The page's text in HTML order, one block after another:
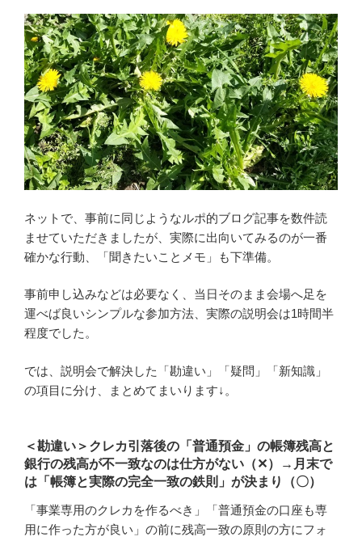
ネットで、事前に同じようなルポ的ブログ記事を数件読
ませていただきましたが、実際に出向いてみるのが一番
確かな行動、「聞きたいことメモ」も下準備。
事前申し込みなどは必要なく、当日そのまま会場へ足を
運べば良いシンプルな参加方法、実際の説明会は1時間半
程度でした。
では、説明会で解決した「勘違い」「疑問」「新知識」
の項目に分け、まとめてまいります↓。
＜勘違い＞クレカ引落後の「普通預金」の帳簿残高と
銀行の残高が不一致なのは仕方がない（✕）→月末で
は「帳簿と実際の完全一致の鉄則」が決まり（〇）
「事業専用のクレカを作るべき」「普通預金の口座も専
用に作った方が良い」の前に残高一致の原則の方にフォ